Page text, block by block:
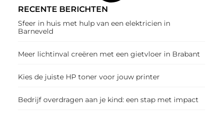
RECENTE BERICHTEN
Sfeer in huis met hulp van een elektricien in
Barneveld
Meer lichtinval creëren met een gietvloer in Brabant
Kies de juiste HP toner voor jouw printer
Bedrijf overdragen aan je kind: een stap met impact